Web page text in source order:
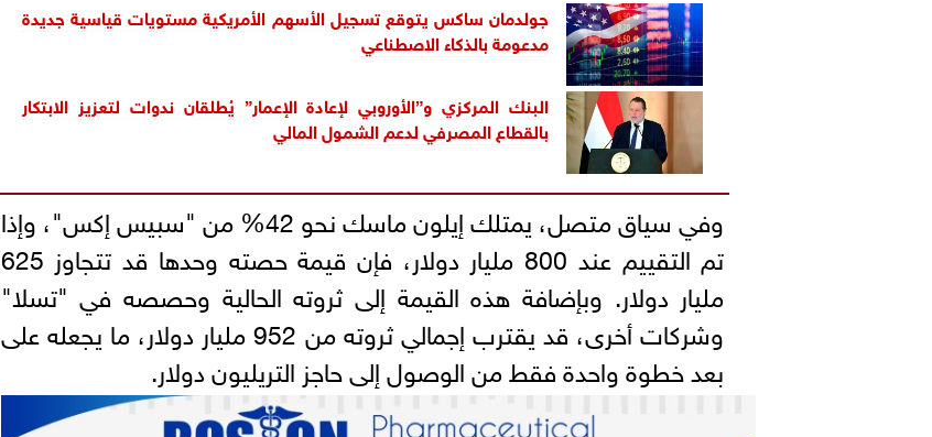
جولدمان ساكس يتوقع تسجيل الأسهم الأمريكية مستويات قياسية جديدة
مدعومة بالذكاء الاصطناعي
البنك المركزي و”الأوروبي لإعادة الإعمار” يُطلقان ندوات لتعزيز الابتكار
بالقطاع المصرفي لدعم الشمول المالي
وفي سياق متصل، يمتلك إيلون ماسك نحو 42% من "سبيس إكس"، وإذا
تم التقييم عند 800 مليار دولار، فإن قيمة حصته وحدها قد تتجاوز 625
مليار دولار. وبإضافة هذه القيمة إلى ثروته الحالية وحصصه في "تسلا"
وشركات أخرى، قد يقترب إجمالي ثروته من 952 مليار دولار، ما يجعله على
بعد خطوة واحدة فقط من الوصول إلى حاجز التريليون دولار.